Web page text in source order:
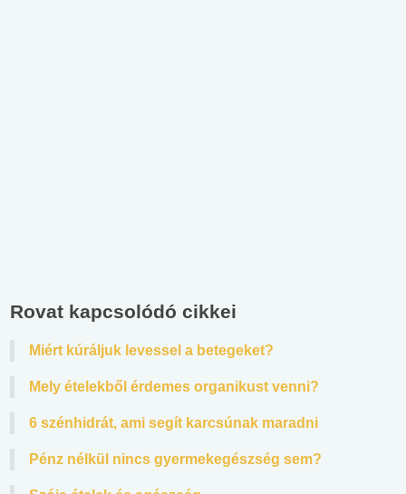
Rovat kapcsolódó cikkei
Miért kúráljuk levessel a betegeket?
Mely ételekből érdemes organikust venni?
6 szénhidrát, ami segít karcsúnak maradni
Pénz nélkül nincs gyermekegészség sem?